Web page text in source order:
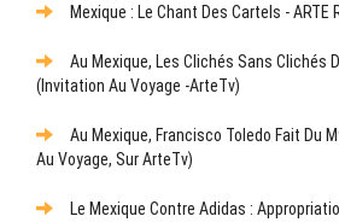
Mexique : Le Chant Des Cartels -
Au Mexique, Les Clichés Sans Clichés
(Invitation Au Voyage -ArteTv)
Au Mexique, Francisco Toledo Fait Du
Au Voyage, Sur ArteTv)
Le Mexique Contre Adidas :